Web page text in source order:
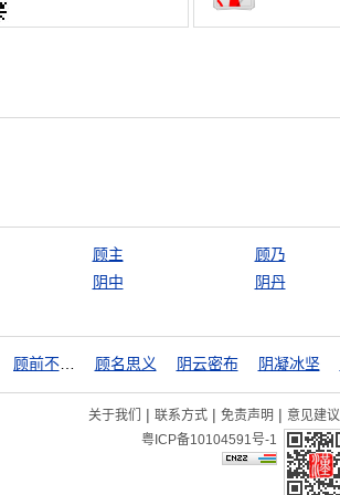
顾主 顾乃
阴中 阴丹
顾前不顾后 顾名思义 阴云密布 阴凝冰坚
关于我们 | 联系方式 | 免责声明 | 意见建议
粤ICP备10104591号-1